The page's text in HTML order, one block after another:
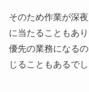
そのため作業が深
に当たることもあ
優先の業務になる
じることもあるでし